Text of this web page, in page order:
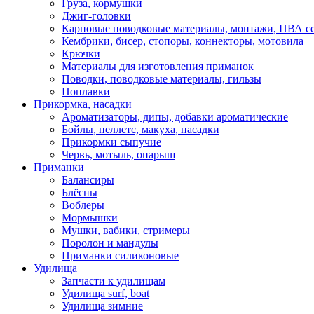
Груза, кормушки
Джиг-головки
Карповые поводковые материалы, монтажи, ПВА
Кембрики, бисер, стопоры, коннекторы, мотовила
Крючки
Материалы для изготовления приманок
Поводки, поводковые материалы, гильзы
Поплавки
Прикормка, насадки
Ароматизаторы, дипы, добавки ароматические
Бойлы, пеллетс, макуха, насадки
Прикормки сыпучие
Червь, мотыль, опарыш
Приманки
Балансиры
Блёсны
Воблеры
Мормышки
Мушки, вабики, стримеры
Поролон и мандулы
Приманки силиконовые
Удилища
Запчасти к удилищам
Удилища surf, boat
Удилища зимние